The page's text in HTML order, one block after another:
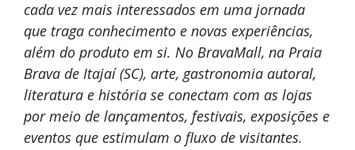
cada vez mais interessados em uma jornada
que traga conhecimento e novas experiências,
além do produto em si. No BravaMall, na Praia
Brava de Itajaí (SC), arte, gastronomia autoral,
literatura e história se conectam com as lojas
por meio de lançamentos, festivais, exposições e
eventos que estimulam o fluxo de visitantes.